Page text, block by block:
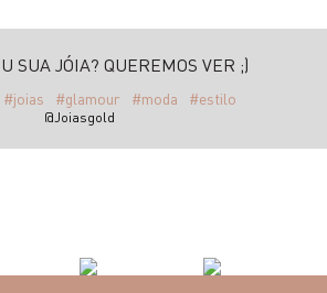
SUA JÓIA? QUEREMOS VER ;)
#joias #glamour #moda #estilo
@Joiasgold